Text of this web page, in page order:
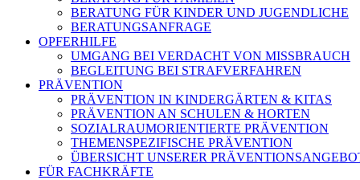
BERATUNG FÜR KINDER UND JUGENDLICHE
BERATUNGSANFRAGE
OPFERHILFE
UMGANG BEI VERDACHT VON MISSBRAUCH
BEGLEITUNG BEI STRAFVERFAHREN
PRÄVENTION
PRÄVENTION IN KINDERGÄRTEN & KITAS
PRÄVENTION AN SCHULEN & HORTEN
SOZIALRAUMORIENTIERTE PRÄVENTION
THEMENSPEZIFISCHE PRÄVENTION
ÜBERSICHT UNSERER
FÜR FACHKRÄFTE